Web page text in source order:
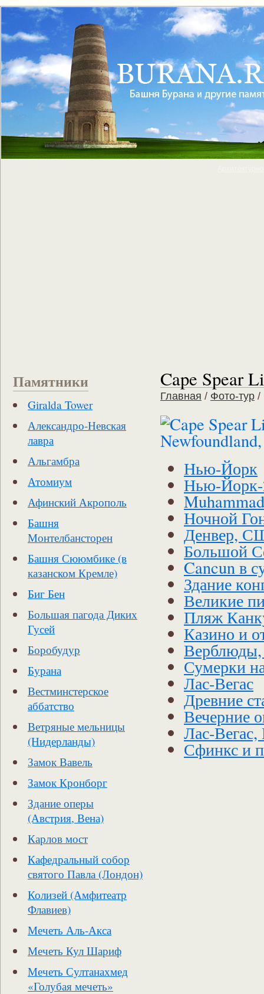
Памятники
Giralda Tower
Александро-Невская
лавра
Альгамбра
Атомиум
Афинский Акрополь
Башня
Монтелбансторен
Башня Сююмбике (в
казанском Кремле)
Биг Бен
Большая пагода Диких
Гусей
Боробудур
Бурана
Вестминстерское
аббатство
Ветряные мельницы
(Нидерланды)
Замок Вавель
Замок Кронборг
Здание оперы
(Австрия, Вена)
Карлов мост
Кафедральный собор
святого Павла (Лондон)
Колизей (Амфитеатр
Флавиев)
Мечеть Аль-Акса
Мечеть Кул Шариф
Мечеть Султанахмед
«Голубая мечеть»
Cape Spear
Главная / Фото-тур /
Нью-Йорк
Нью-
Ночной
Денвер,
Большой
Cancun в
Здание
Великие
Пляж
Казино и
Верблюды,
Сумерки
Лас-Вегас
Древние
Вечерние
Лас-
Сфинкс и